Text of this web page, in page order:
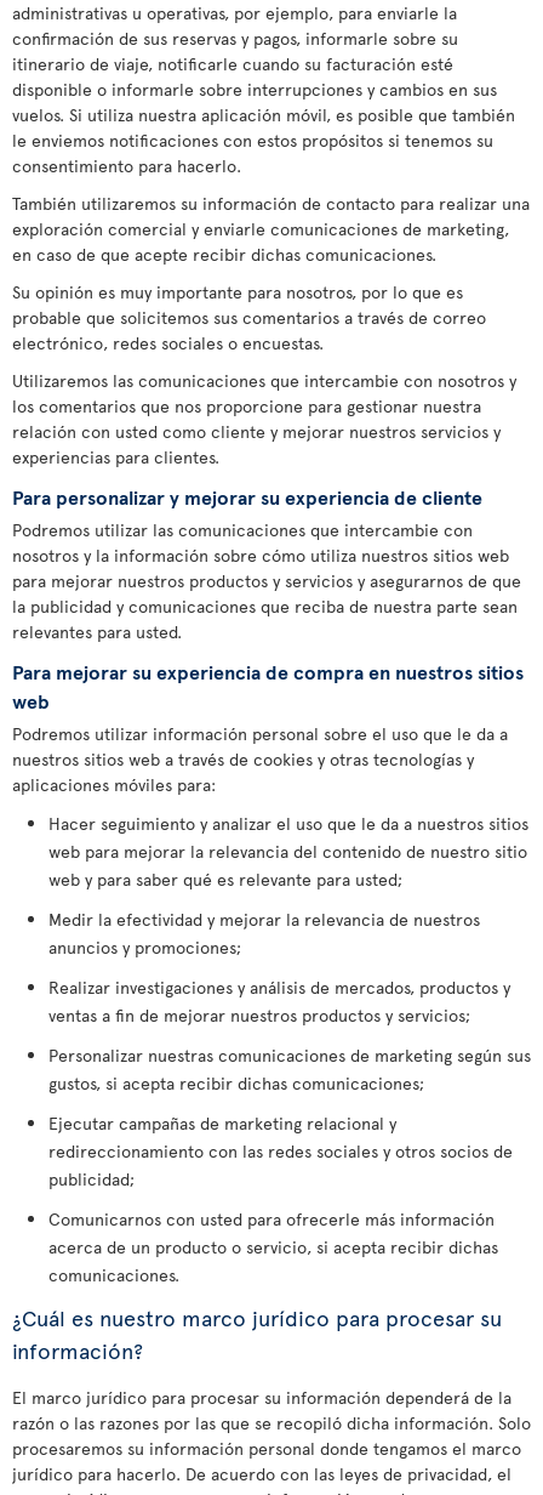
administrativas u operativas, por ejemplo, para enviarle la
confirmación de sus reservas y pagos, informarle sobre su
itinerario de viaje, notificarle cuando su facturación esté
disponible o informarle sobre interrupciones y cambios en sus
vuelos. Si utiliza nuestra aplicación móvil, es posible que también
le enviemos notificaciones con estos propósitos si tenemos su
consentimiento para hacerlo.
También utilizaremos su información de contacto para realizar una
exploración comercial y enviarle comunicaciones de marketing,
en caso de que acepte recibir dichas comunicaciones.
Su opinión es muy importante para nosotros, por lo que es
probable que solicitemos sus comentarios a través de correo
electrónico, redes sociales o encuestas.
Utilizaremos las comunicaciones que intercambie con nosotros y
los comentarios que nos proporcione para gestionar nuestra
relación con usted como cliente y mejorar nuestros servicios y
experiencias para clientes.
Para personalizar y mejorar su experiencia de cliente
Podremos utilizar las comunicaciones que intercambie con
nosotros y la información sobre cómo utiliza nuestros sitios web
para mejorar nuestros productos y servicios y asegurarnos de que
la publicidad y comunicaciones que reciba de nuestra parte sean
relevantes para usted.
Para mejorar su experiencia de compra en nuestros sitios
web
Podremos utilizar información personal sobre el uso que le da a
nuestros sitios web a través de cookies y otras tecnologías y
aplicaciones móviles para:
Hacer seguimiento y analizar el uso que le da a nuestros sitios
web para mejorar la relevancia del contenido de nuestro sitio
web y para saber qué es relevante para usted;
Medir la efectividad y mejorar la relevancia de nuestros
anuncios y promociones;
Realizar investigaciones y análisis de mercados, productos y
ventas a fin de mejorar nuestros productos y servicios;
Personalizar nuestras comunicaciones de marketing según sus
gustos, si acepta recibir dichas comunicaciones;
Ejecutar campañas de marketing relacional y
redireccionamiento con las redes sociales y otros socios de
publicidad;
Comunicarnos con usted para ofrecerle más información
acerca de un producto o servicio, si acepta recibir dichas
comunicaciones.
¿Cuál es nuestro marco jurídico para procesar su
información?
El marco jurídico para procesar su información dependerá de la
razón o las razones por las que se recopiló dicha información. Solo
procesaremos su información personal donde tengamos el marco
jurídico para hacerlo. De acuerdo con las leyes de privacidad, el